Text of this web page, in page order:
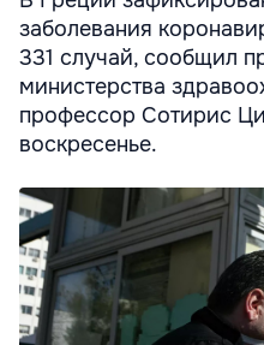
заболевания
331 случай, сообщил
министерства
профессор Сотирис
воскресенье.